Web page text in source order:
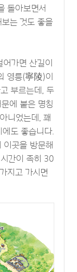
돌아보면서
는 것도 좋을
가면 산길이
영릉(寧陵)이
부르는데, 두
에 붙은 명칭
니었는데, 꽤
도 좋습니다.
이곳을 방문해
간이 족히 30
지고 가시면